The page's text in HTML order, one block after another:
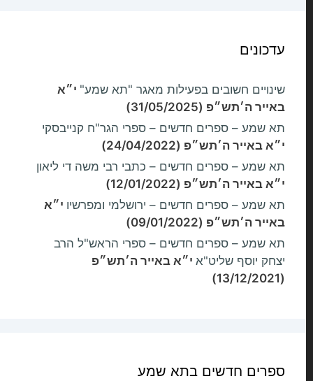
עדכונים
שינויים חשובים בפעילות מאגר "תא שמע" י״א
באייר ה׳תש״פ (31/05/2025)
תא שמע – ספרים חדשים – ספרי הגר"ח קנייבסקי
י״א באייר ה׳תש״פ (24/04/2022)
תא שמע – ספרים חדשים – כתבי רבי משה די ליאון
י״א באייר ה׳תש״פ (12/01/2022)
תא שמע – ספרים חדשים – ירושלמי ומפרשיו י״א
באייר ה׳תש״פ (09/01/2022)
תא שמע – ספרים חדשים – ספרי הראש"ל הרב
יצחק יוסף שליט"א י״א באייר ה׳תש״פ
ספרים חדשים בתא שמע